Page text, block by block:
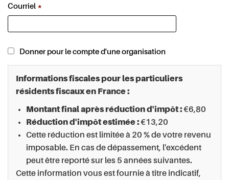
Courriel *
Donner pour le compte d'une organisation
Informations fiscales pour les particuliers
résidents fiscaux en France :
Montant final après réduction d'impôt :€6,80
Réduction d'impôt estimée :€13,20
Cette réduction est limitée à 20 % de votre revenu
imposable. En cas de dépassement, l'excédent
peut être reporté sur les 5 années suivantes.
Cette information vous est fournie à titre indicatif,